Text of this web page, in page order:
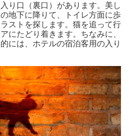
り口（裏口）があります。美し
地下に降りて、トイレ方面に歩
ストを探します。猫を追って行
にたどり着きます。ちなみに、
には、ホテルの宿泊客用の入り